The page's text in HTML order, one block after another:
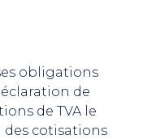
obligations
de
de TVA le
des cotisations